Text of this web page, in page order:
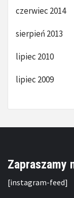
czerwiec 2014
sierpień 2013
lipiec 2010
lipiec 2009
Zapraszamy
[instagram-feed]